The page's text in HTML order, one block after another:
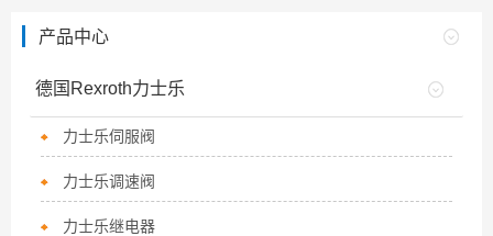
产品中心
德国Rexroth力士乐
力士乐伺服阀
力士乐调速阀
力士乐继电器